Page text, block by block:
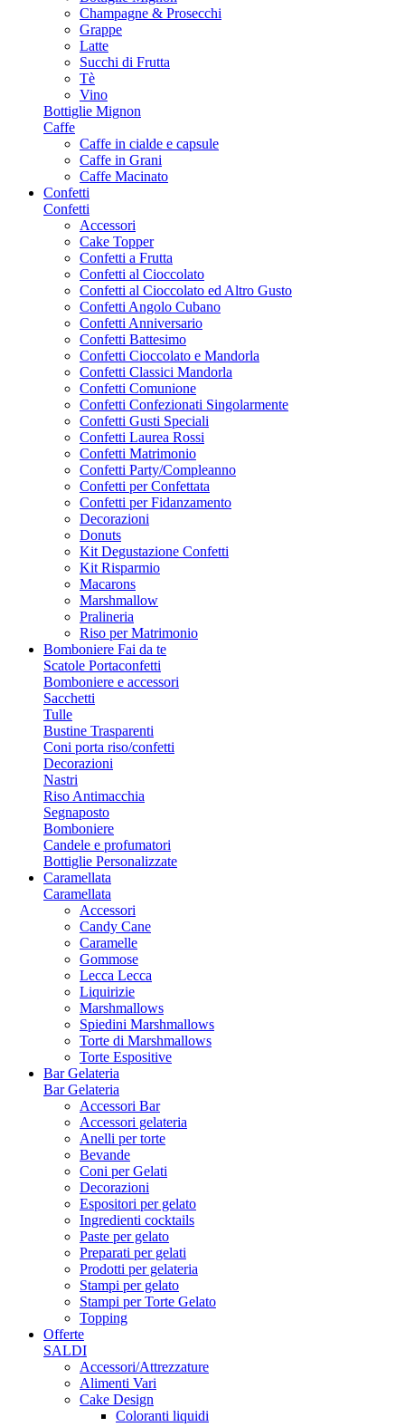
Champagne & Prosecchi
Grappe
Latte
Succhi di Frutta
Tè
Vino
Bottiglie Mignon
Caffe
Caffe in cialde e capsule
Caffe in Grani
Caffe Macinato
Confetti
Confetti
Accessori
Cake Topper
Confetti a Frutta
Confetti al Cioccolato
Confetti al Cioccolato ed Altro Gusto
Confetti Angolo Cubano
Confetti Anniversario
Confetti Battesimo
Confetti Cioccolato e Mandorla
Confetti Classici Mandorla
Confetti Comunione
Confetti Confezionati Singolarmente
Confetti Gusti Speciali
Confetti Laurea Rossi
Confetti Matrimonio
Confetti Party/Compleanno
Confetti per Confettata
Confetti per Fidanzamento
Decorazioni
Donuts
Kit Degustazione Confetti
Kit Risparmio
Macarons
Marshmallow
Pralineria
Riso per Matrimonio
Bomboniere Fai da te
Scatole Portaconfetti
Bomboniere e accessori
Sacchetti
Tulle
Bustine Trasparenti
Coni porta riso/confetti
Decorazioni
Nastri
Riso Antimacchia
Segnaposto
Bomboniere
Candele e profumatori
Bottiglie Personalizzate
Caramellata
Caramellata
Accessori
Candy Cane
Caramelle
Gommose
Lecca Lecca
Liquirizie
Marshmallows
Spiedini Marshmallows
Torte di Marshmallows
Torte Espositive
Bar Gelateria
Bar Gelateria
Accessori Bar
Accessori gelateria
Anelli per torte
Bevande
Coni per Gelati
Decorazioni
Espositori per gelato
Ingredienti cocktails
Paste per gelato
Preparati per gelati
Prodotti per gelateria
Stampi per gelato
Stampi per Torte Gelato
Topping
Offerte
SALDI
Accessori/Attrezzature
Alimenti Vari
Cake Design
Coloranti liquidi